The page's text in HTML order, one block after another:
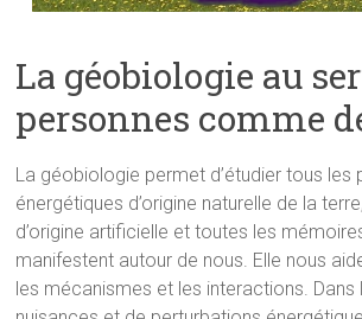
La géobiologie au
personnes comme
La géobiologie permet d’étudier tous les
énergétiques d’origine naturelle de la
d’origine artificielle et toutes les
manifestent autour de nous. Elle nous
les mécanismes et les interactions. Dans